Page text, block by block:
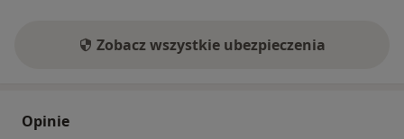
Zobacz wszystkie ubezpieczenia
Opinie